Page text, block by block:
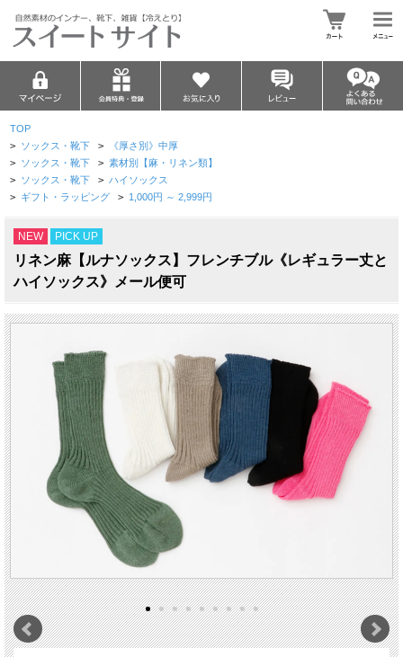
TOP
> ソックス・靴下 > 《厚さ別》中厚
> ソックス・靴下 > 素材別【麻・リネン類】
> ソックス・靴下 > ハイソックス
> ギフト・ラッピング > 1,000円 ～ 2,999円
NEW PICK UP
リネン麻【ルナソックス】フレンチブル《レギュラー丈と
ハイソックス》メール便可